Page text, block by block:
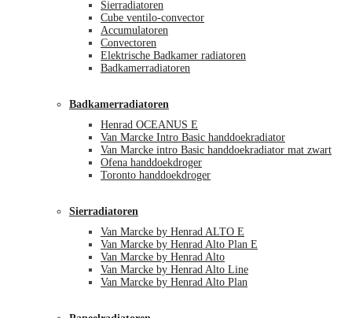
Sierradiatoren
Cube ventilo-convector
Accumulatoren
Convectoren
Elektrische Badkamer radiatoren
Badkamerradiatoren
Badkamerradiatoren
Henrad OCEANUS E
Van Marcke Intro Basic handdoekradiator
Van Marcke intro Basic handdoekradiator mat zwart
Ofena handdoekdroger
Toronto handdoekdroger
Sierradiatoren
Van Marcke by Henrad ALTO E
Van Marcke by Henrad Alto Plan E
Van Marcke by Henrad Alto
Van Marcke by Henrad Alto Line
Van Marcke by Henrad Alto Plan